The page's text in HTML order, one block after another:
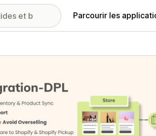
Parcourir les